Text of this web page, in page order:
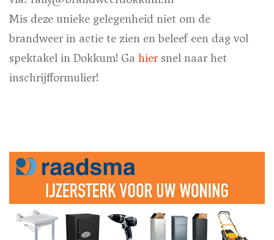
Mis deze unieke gelegenheid niet om de
brandweer in actie te zien en beleef een dag vol
spektakel in Dokkum! Ga hiersnel naar het
inschrijfformulier!